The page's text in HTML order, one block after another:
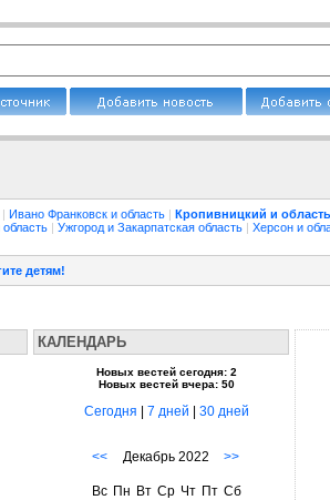
| Ивано Франковск и область | Кропивницкий и область
| Ужгород и Закарпатская область | Херсон и
детям!
КАЛЕНДАРЬ
Новых вестей сегодня: 2
Новых вестей вчера: 50
Сегодня 7 дней 30 дней
<< Декабрь 2022 >>
Вс Пн Вт Ср Чт Пт Сб